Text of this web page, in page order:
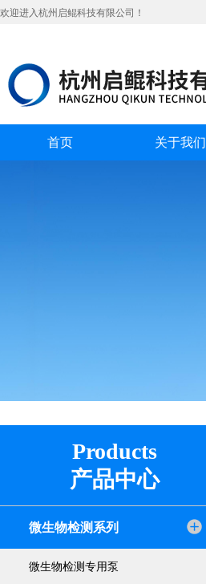
欢迎进入杭州启鲲科技有限公司！
首页 关于我们
Products
产品中心
微生物检测系列
微生物检测专用泵